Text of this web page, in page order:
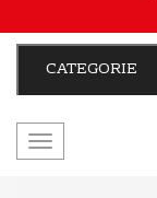
CATEGORIE
navigazione